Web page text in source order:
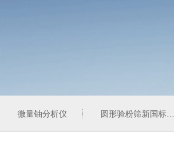
微量铀分析仪 圆形验粉筛新国标型